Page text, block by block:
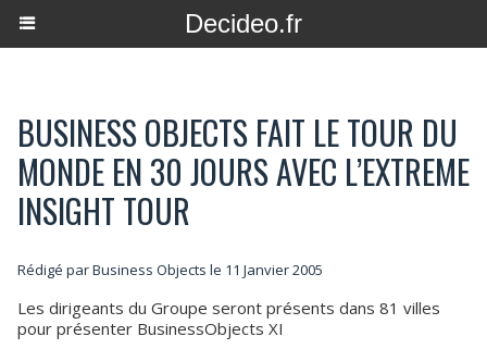
Decideo.fr
BUSINESS OBJECTS FAIT LE TOUR DU
MONDE EN 30 JOURS AVEC L’EXTREME
INSIGHT TOUR
Rédigé par Business Objects le 11 Janvier 2005
Les dirigeants du Groupe seront présents dans 81 villes
pour présenter BusinessObjects XI